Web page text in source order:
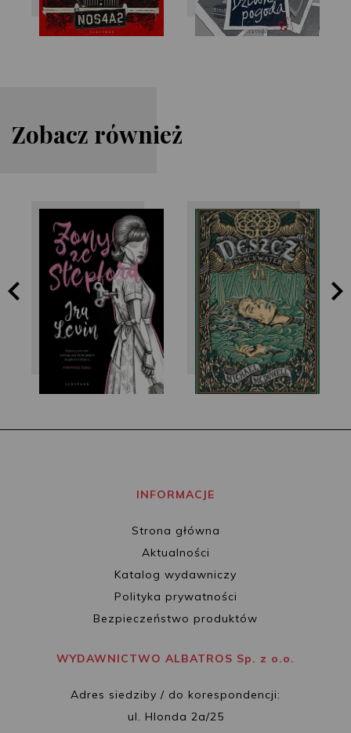
Zobacz również
Ira Levin Michael McDowell
INFORMACJE
Strona główna
Aktualności
Katalog wydawniczy
Polityka prywatności
Bezpieczeństwo produktów
WYDAWNICTWO ALBATROS Sp. z o.o.
Adres siedziby / do korespondencji:
ul. Hlonda 2a/25